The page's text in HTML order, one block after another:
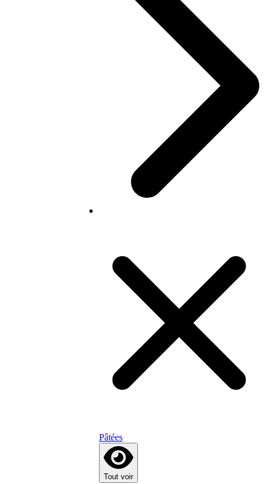
Pâtées
Tout voir